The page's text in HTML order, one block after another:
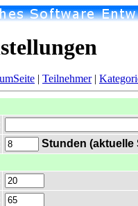
| Teilnehmer|
Stunden (aktuelle